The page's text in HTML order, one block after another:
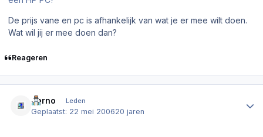
De prijs vane en pc is afhankelijk van wat je er mee wilt doen.
Wat wil jij er mee doen dan?
Reageren
Jarno Leden
Geplaatst: 22 mei 200620 jaren